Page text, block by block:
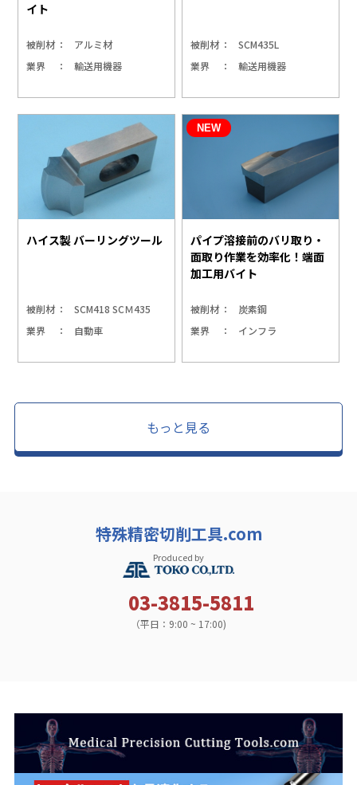
イト
被削材
アルミ材
業界
輸送用機器
被削材
SCM435L
業界
輸送用機器
ハイス製 バーリングツール
被削材
SCM418 SCＭ435
業界
自動車
パイプ溶接前のバリ取り・
面取り作業を効率化！端面
加工用バイト
被削材
炭素鋼
業界
インフラ
もっと見る
特殊精密切削工具.com
Produced by
03-3815-5811
（平日：9:00 ~ 17:00)